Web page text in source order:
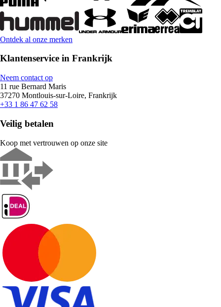
Ontdek al onze merken
Klantenservice in Frankrijk
Neem contact op
11 rue Bernard Maris
37270 Montlouis-sur-Loire, Frankrijk
+33 1 86 47 62 58
Veilig betalen
Koop met vertrouwen op onze site